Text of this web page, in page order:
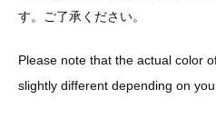
す。ご了承ください。
Please note that the actual color
slightly different depending on